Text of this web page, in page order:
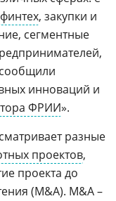
финтех, закупки и
сегментные
инноваций и
ФРИИ».
разные
проектов,
проекта до
(M&A). M&A –